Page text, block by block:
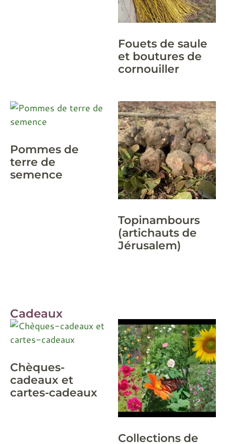
Fouets de saule
et boutures de
cornouiller
Pommes de
terre de
semence
Topinambours
(artichauts de
Jérusalem)
Cadeaux
Chèques-
cadeaux et
cartes-cadeaux
Collections de